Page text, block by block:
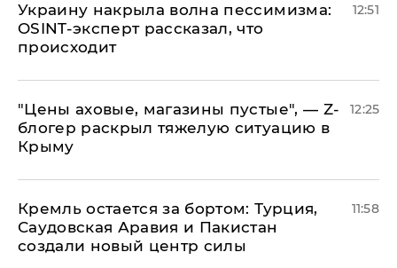
​Украину накрыла волна пессимизма:
OSINT-эксперт рассказал, что
происходит
12:51
​"Цены аховые, магазины пустые", — Z-
блогер раскрыл тяжелую ситуацию в
Крыму
12:25
​Кремль остается за бортом: Турция,
Саудовская Аравия и Пакистан
создали новый центр силы
11:58